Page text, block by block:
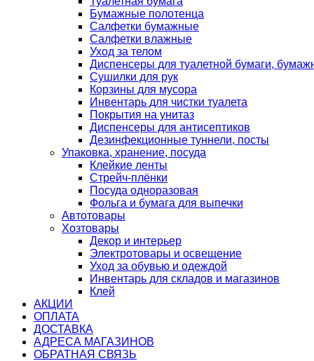
Бумажные полотенца
Салфетки бумажные
Салфетки влажные
Уход за телом
Диспенсеры для туалетной бумаги,
Сушилки для рук
Корзины для мусора
Инвентарь для чистки туалета
Покрытия на унитаз
Диспенсеры для антисептиков
Дезинфекционные туннели, посты
Упаковка, хранение, посуда
Клейкие ленты
Стрейч-плёнки
Посуда одноразовая
Фольга и бумага для выпечки
Автотовары
Хозтовары
Декор и интерьер
Электротовары и освещение
Уход за обувью и одеждой
Инвентарь для складов и магазинов
Клей
АКЦИИ
ОПЛАТА
ДОСТАВКА
АДРЕСА МАГАЗИНОВ
ОБРАТНАЯ СВЯЗЬ